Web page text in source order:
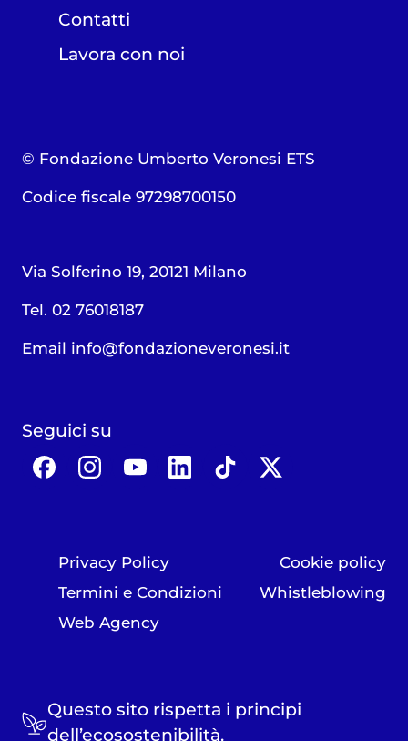
Contatti
Lavora con noi
© Fondazione Umberto Veronesi ETS
Codice fiscale 97298700150
Via Solferino 19, 20121 Milano
Tel. 02 76018187
Email info@fondazioneveronesi.it
Seguici su
Privacy Policy
Cookie policy
Termini e Condizioni
Whistleblowing
Web Agency
Questo sito rispetta i principi
dell’ecosostenibilità.